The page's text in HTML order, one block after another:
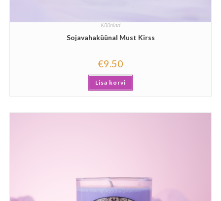
Küünlad
Sojavahaküünal Must Kirss
€9.50
Lisa korvi